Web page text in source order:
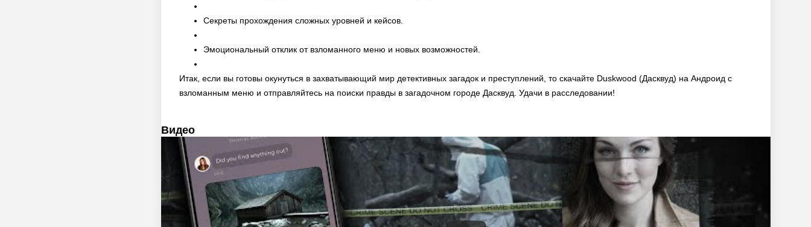
Секреты прохождения сложных уровней и кейсов.
Эмоциональный отклик от взломанного меню и новых возможностей.
Итак, если вы готовы окунуться в захватывающий мир детективных загадок и преступлений, то скачайте Duskwood (Дасквуд) на Андроид с
взломанным меню и отправляйтесь на поиски правды в загадочном городе Дасквуд. Удачи в расследовании!
Видео